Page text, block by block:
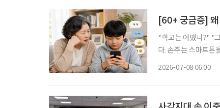
[60+ 궁금증]
"학교는 어땠니?" "그냥요." "밥은 먹
다. 손주는 스마트폰
2026-07-08 06:00